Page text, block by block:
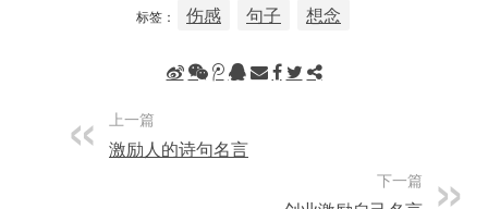
标签： 伤感 句子 想念
上一篇
激励人的诗句名言
下一篇